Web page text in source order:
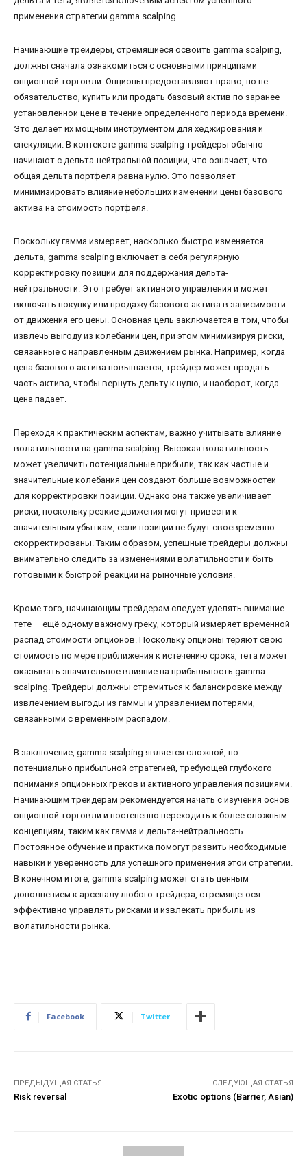
применения стратегии gamma scalping.
Начинающие трейдеры, стремящиеся освоить gamma scalping,
должны сначала ознакомиться с основными принципами
опционной торговли. Опционы предоставляют право, но не
обязательство, купить или продать базовый актив по заранее
установленной цене в течение определенного периода времени.
Это делает их мощным инструментом для хеджирования и
спекуляции. В контексте gamma scalping трейдеры обычно
начинают с дельта-нейтральной позиции, что означает, что
общая дельта портфеля равна нулю. Это позволяет
минимизировать влияние небольших изменений цены базового
актива на стоимость портфеля.
Поскольку гамма измеряет, насколько быстро изменяется
дельта, gamma scalping включает в себя регулярную
корректировку позиций для поддержания дельта-
нейтральности. Это требует активного управления и может
включать покупку или продажу базового актива в зависимости
от движения его цены. Основная цель заключается в том, чтобы
извлечь выгоду из колебаний цен, при этом минимизируя риски,
связанные с направленным движением рынка. Например, когда
цена базового актива повышается, трейдер может продать
часть актива, чтобы вернуть дельту к нулю, и наоборот, когда
цена падает.
Переходя к практическим аспектам, важно учитывать влияние
волатильности на gamma scalping. Высокая волатильность
может увеличить потенциальные прибыли, так как частые и
значительные колебания цен создают больше возможностей
для корректировки позиций. Однако она также увеличивает
риски, поскольку резкие движения могут привести к
значительным убыткам, если позиции не будут своевременно
скорректированы. Таким образом, успешные трейдеры должны
внимательно следить за изменениями волатильности и быть
готовыми к быстрой реакции на рыночные условия.
Кроме того, начинающим трейдерам следует уделять внимание
тете — ещё одному важному греку, который измеряет временной
распад стоимости опционов. Поскольку опционы теряют свою
стоимость по мере приближения к истечению срока, тета может
оказывать значительное влияние на прибыльность gamma
scalping. Трейдеры должны стремиться к балансировке между
извлечением выгоды из гаммы и управлением потерями,
связанными с временным распадом.
В заключение, gamma scalping является сложной, но
потенциально прибыльной стратегией, требующей глубокого
понимания опционных греков и активного управления позициями.
Начинающим трейдерам рекомендуется начать с изучения основ
опционной торговли и постепенно переходить к более сложным
концепциям, таким как гамма и дельта-нейтральность.
Постоянное обучение и практика помогут развить необходимые
навыки и уверенность для успешного применения этой стратегии.
В конечном итоге, gamma scalping может стать ценным
дополнением к арсеналу любого трейдера, стремящегося
эффективно управлять рисками и извлекать прибыль из
волатильности рынка.
Facebook Twitter
ПРЕДЫДУЩАЯ СТАТЬЯ
Risk reversal
СЛЕДУЮЩАЯ СТАТЬЯ
Exotic options (Barrier, Asian)